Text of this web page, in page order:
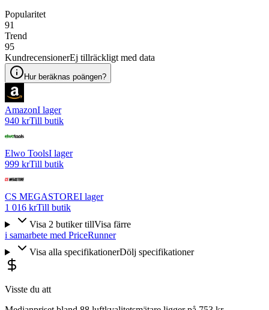
Popularitet
91
Trend
95
KundrecensionerEj tillräckligt med data
Hur beräknas poängen?
AmazonI lager
940 krTill butik
Elwo ToolsI lager
999 krTill butik
CS MEGASTOREI lager
1 016 krTill butik
Visa 2 butiker tillVisa färre
i samarbete med PriceRunner
Visa alla specifikationerDölj specifikationer
Visste du att